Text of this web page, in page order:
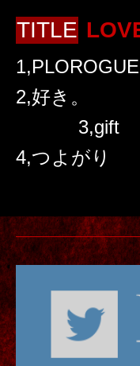
TITLE
1,PLOROGUE
2,好き。
3,gift
4,つよがり